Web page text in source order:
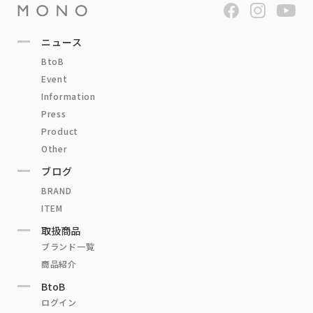
ニュース
BtoB
Event
Information
Press
Product
Other
ブログ
BRAND
ITEM
取扱商品
ブランド一覧
商品紹介
BtoB
ログイン